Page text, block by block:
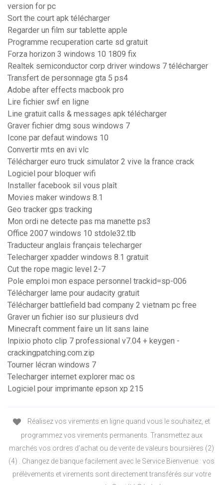
version for pc
Sort the court apk télécharger
Regarder un film sur tablette apple
Programme recuperation carte sd gratuit
Forza horizon 3 windows 10 1809 fix
Realtek semiconductor corp driver windows 7 télécharger
Transfert de personnage gta 5 ps4
Adobe after effects macbook pro
Lire fichier swf en ligne
Line gratuit calls & messages apk télécharger
Graver fichier dmg sous windows 7
Icone par defaut windows 10
Convertir mts en avi vlc
Télécharger euro truck simulator 2 vive la france crack
Logiciel pour bloquer wifi
Installer facebook sil vous plaît
Movies maker windows 8.1
Geo tracker gps tracking
Mon ordi ne detecte pas ma manette ps3
Office 2007 windows 10 stdole32.tlb
Traducteur anglais français telecharger
Telecharger xpadder windows 8.1 gratuit
Cut the rope magic level 2-7
Pole emploi mon espace personnel trackid=sp-006
Télécharger lame pour audacity gratuit
Télécharger battlefield bad company 2 vietnam pc free
Graver un fichier iso sur plusieurs dvd
Minecraft comment faire un lit sans laine
Inpixio photo clip 7 professional v7.04 + keygen -
crackingpatching.com.zip
Tourner lécran windows 7
Telecharger internet explorer mac os
Logiciel pour imprimante epson xp 215
Réalisez vos virements en ligne quand vous le souhaitez, et
programmez vos virements permanents. Transmettez aux
marchés vos ordres d’achat ou de vente de valeurs boursières (2)
(4) . Changez de banque facilement avec le Service Bienvenue : vos
prélèvements et virements sont directement transférés sur votre